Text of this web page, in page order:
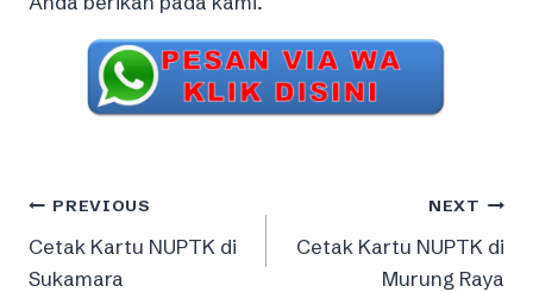
Post
navigation
PREVIOUS
Cetak Kartu NUPTK di
Sukamara
NEXT
Cetak Kartu NUPTK di
Murung Raya